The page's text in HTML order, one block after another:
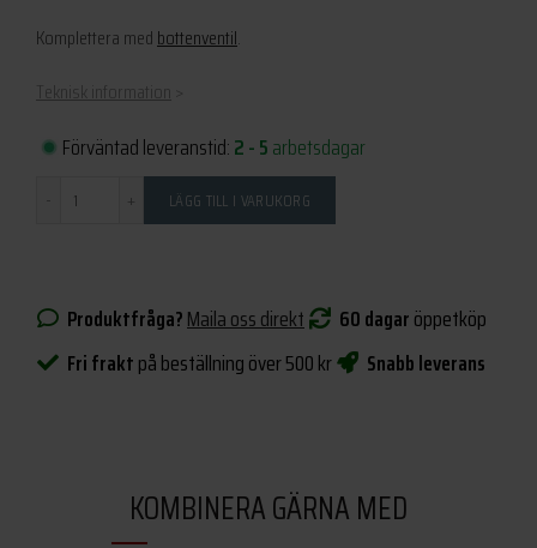
Komplettera med bottenventil.
Teknisk information
Förväntad leveranstid:2 - 5arbetsdagar
LÄGG TILL I VARUKORG
Produktfråga?Maila oss direkt 60 dagaröppetköp
Fri fraktpå beställning över 500 kr Snabb leverans
KOMBINERA GÄRNA MED